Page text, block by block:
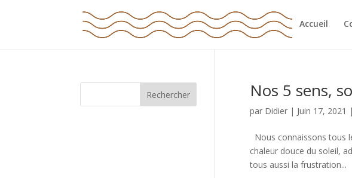
Accueil
Nos 5 sens,
par Didier| Juin 17, 2021 |
Nous connaissons tous
chaleur douce du soleil,
tous aussi la frustration...
Rechercher